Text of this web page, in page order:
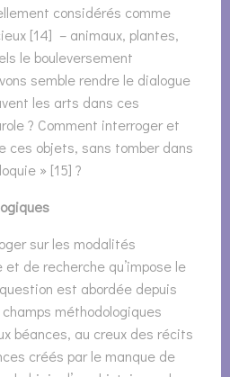
considérés comme
[14] – animaux, plantes,
le bouleversement
semble rendre le dialogue
les arts dans ces
? Comment interroger et
ces objets, sans tomber dans
» [15] ?
sur les modalités
de recherche qu’impose le
est abordée depuis
méthodologiques
béances, au creux des récits
créés par le manque de